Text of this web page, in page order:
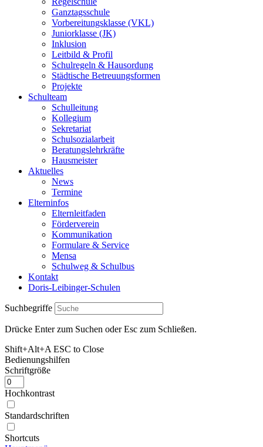
Ganztagsschule
Vorbereitungsklasse (VKL)
Juniorklasse (JK)
Inklusion
Leitbild & Profil
Schulregeln & Hausordung
Städtische Betreuungsformen
Projekte
Schulteam
Schulleitung
Kollegium
Sekretariat
Schulsozialarbeit
Beratungslehrkräfte
Hausmeister
Aktuelles
News
Termine
Elterninfos
Elternleitfaden
Förderverein
Kommunikation
Formulare & Service
Mensa
Schulweg & Schulbus
Kontakt
Doris-Leibinger-Schulen
Suchbegriffe
Drücke Enter zum Suchen oder Esc zum Schließen.
Shift+Alt+A ESC to Close
Bedienungshilfen
Schriftgröße
Hochkontrast
Standardschriften
Shortcuts